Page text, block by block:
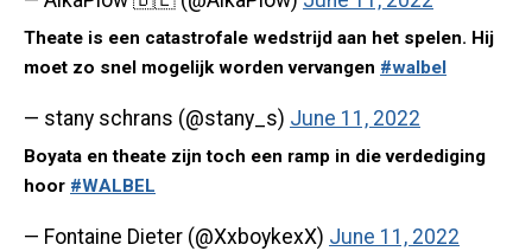
Theate is een catastrofale wedstrijd aan het spelen. Hij
moet zo snel mogelijk worden vervangen #walbel
— stany schrans (@stany_s) June 11, 2022
Boyata en theate zijn toch een ramp in die verdediging
hoor #WALBEL
— Fontaine Dieter (@XxboykexX) June 11, 2022